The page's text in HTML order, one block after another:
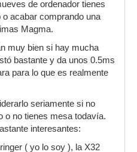
de ordenador tienes
acabar comprando una
Magma.
muy bien si hay mucha
bastante y da unos 0.5ms
para lo que es realmente
seriamente si no
o no tienes mesa todavía.
interesantes:
( yo lo soy ), la X32